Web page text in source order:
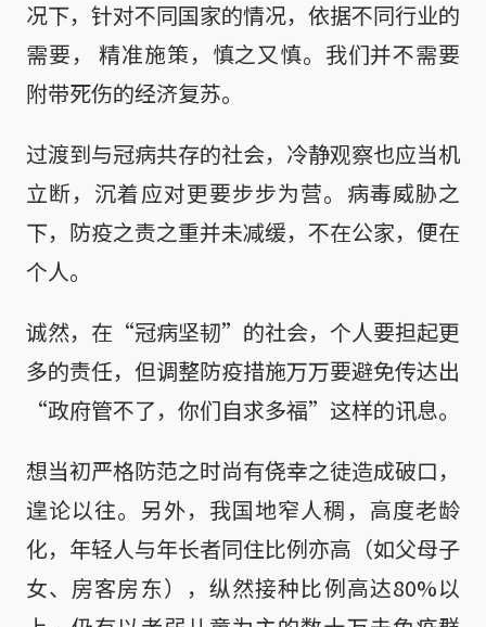
况下，针对不同国家的情况，依据不同行业的
需要， 精准施策，慎之又慎。我们并不需要
附带死伤的经济复苏。
过渡到与冠病共存的社会，冷静观察也应当机
立断，沉着应对更要步步为营。病毒威胁之
下，防疫之责之重并未减缓，不在公家，便在
个人。
诚然，在“冠病坚韧”的社会，个人要担起更
多的责任，但调整防疫措施万万要避免传达出
“政府管不了，你们自求多福”这样的讯息。
想当初严格防范之时尚有侥幸之徒造成破口，
遑论以往。另外，我国地窄人稠，高度老龄
化，年轻人与年长者同住比例亦高（如父母子
女、房客房东），纵然接种比例高达80%以